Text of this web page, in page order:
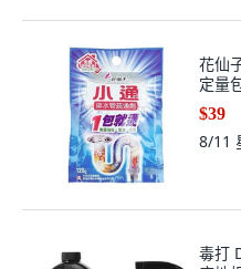
花仙
定量
$39
8/11
毒打